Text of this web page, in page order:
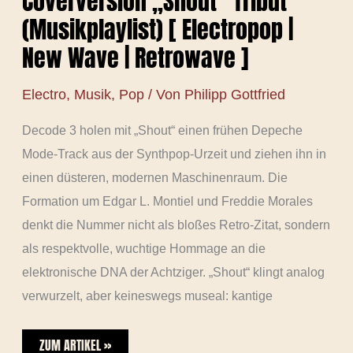
(Musikplaylist) [ Electropop |
New Wave | Retrowave ]
Electro, Musik, Pop/ Von Philipp Gottfried
Decode 3 holen mit „Shout“ einen frühen Depeche
Mode-Track aus der Synthpop-Urzeit und ziehen ihn in
einen düsteren, modernen Maschinenraum. Die
Formation um Edgar L. Montiel und Freddie Morales
denkt die Nummer nicht als bloßes Retro-Zitat, sondern
als respektvolle, wuchtige Hommage an die
elektronische DNA der Achtziger. „Shout“ klingt analog
verwurzelt, aber keineswegs museal: kantige
ZUM ARTIKEL »